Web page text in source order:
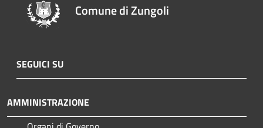
Comune di Zungoli
SEGUICI SU
AMMINISTRAZIONE